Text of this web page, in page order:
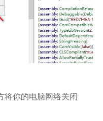
你的电脑网络关闭